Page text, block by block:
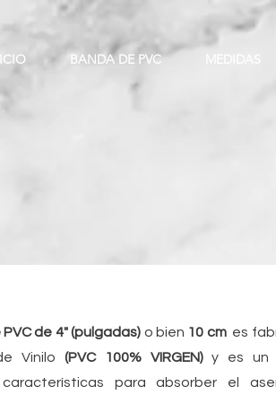
de 4" (pulgadas) o bien 10 cm es
Vinilo (PVC 100% VIRGEN)y es un
para absorber el
BANDA DE PVC